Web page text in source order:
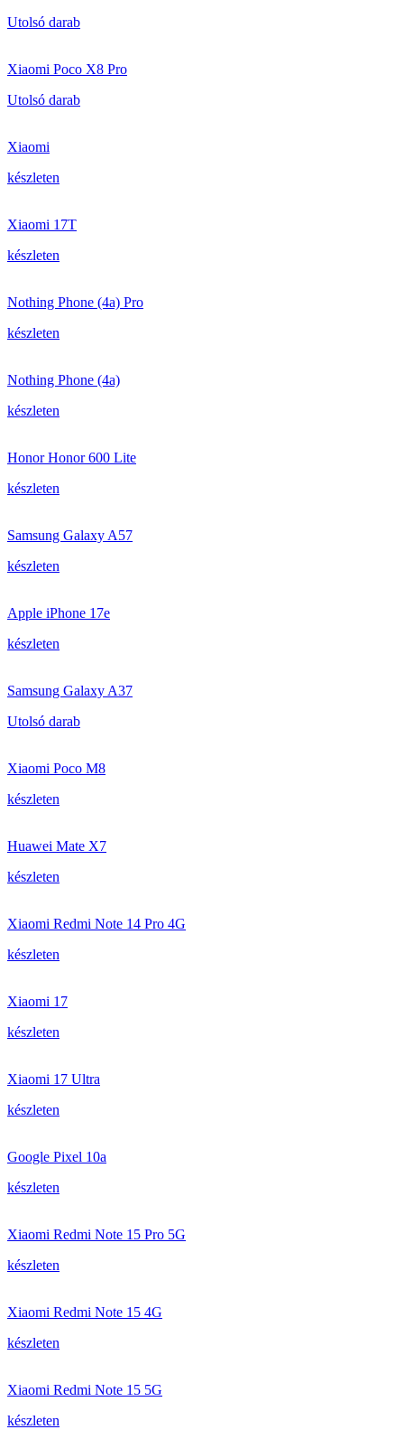
Utolsó darab
Xiaomi Poco X8 Pro
Utolsó darab
Xiaomi
készleten
Xiaomi 17T
készleten
Nothing Phone (4a) Pro
készleten
Nothing Phone (4a)
készleten
Honor Honor 600 Lite
készleten
Samsung Galaxy A57
készleten
Apple iPhone 17e
készleten
Samsung Galaxy A37
Utolsó darab
Xiaomi Poco M8
készleten
Huawei Mate X7
készleten
Xiaomi Redmi Note 14 Pro 4G
készleten
Xiaomi 17
készleten
Xiaomi 17 Ultra
készleten
Google Pixel 10a
készleten
Xiaomi Redmi Note 15 Pro 5G
készleten
Xiaomi Redmi Note 15 4G
készleten
Xiaomi Redmi Note 15 5G
készleten